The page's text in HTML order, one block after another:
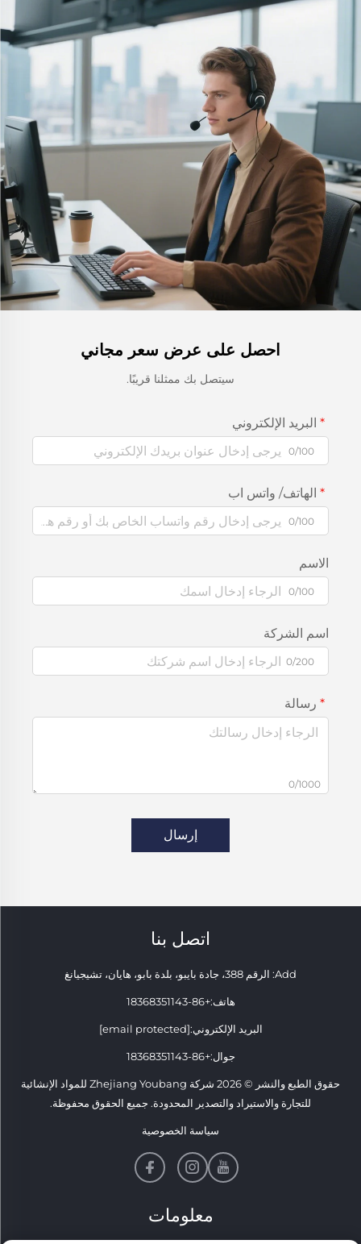
احصل على عرض سعر مجاني
سيتصل بك ممثلنا قريبًا.
البريد الإلكتروني
0/100
الهاتف/ واتس اب
0/100
الاسم
0/100
اسم الشركة
0/200
رسالة
0/1000
إرسال
اتصل بنا
Add: الرقم 388، جادة بايبو، بلدة بابو، هايان، تشيجيانغ
هاتف:+86-18368351143
البريد الإلكتروني:[email protected]
جوال:+86-18368351143
حقوق الطبع والنشر © 2026 شركة Zhejiang Youbang للمواد الإنشائية
للتجارة والاستيراد والتصدير المحدودة. جميع الحقوق محفوظة.
سياسة الخصوصية
معلومات